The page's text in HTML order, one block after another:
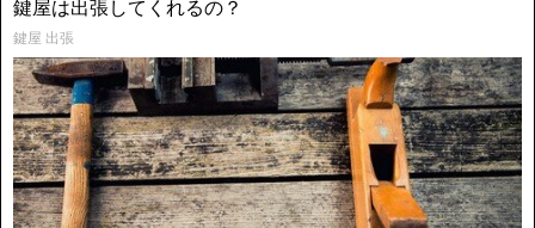
鍵屋は出張してくれるの？
鍵屋 出張